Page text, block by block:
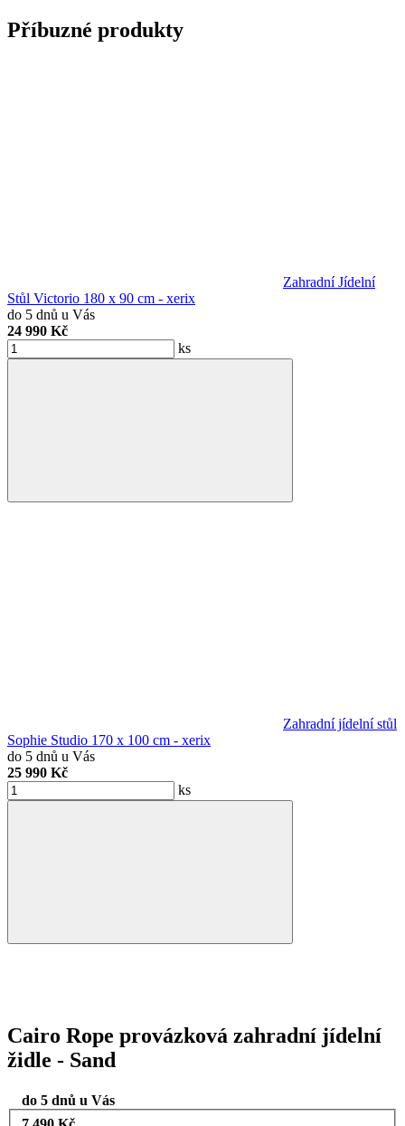
Příbuzné produkty
Zahradní Jídelní
Stůl Victorio 180 x 90 cm - xerix
do 5 dnů u Vás
24 990 Kč
ks
Zahradní jídelní stůl
Sophie Studio 170 x 100 cm - xerix
do 5 dnů u Vás
25 990 Kč
ks
Cairo Rope provázková zahradní jídelní
židle - Sand
do 5 dnů u Vás